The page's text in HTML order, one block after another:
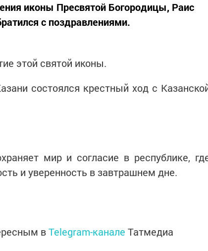
иконы Пресвятой Богородицы, Раис
с поздравлениями.
этой святой иконы.
состоялся крестный ход с
мир и согласие в республике,
и уверенность в завтрашнем дне.
вTelegram-канале Татмедиа